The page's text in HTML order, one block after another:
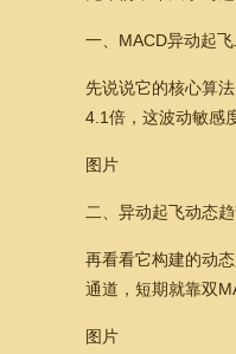
一、MACD异动起
先说说它的核心算
4.1倍，这波动敏感
图片
二、异动起飞动态
再看看它构建的动
通道，短期就靠双
图片